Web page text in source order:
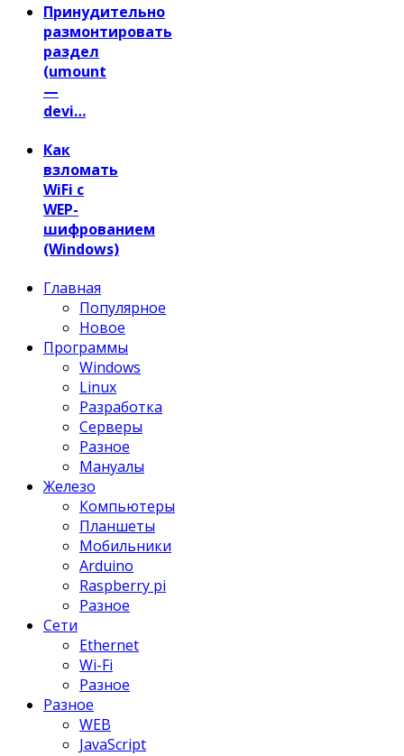
Принудительно
размонтировать
раздел
(umount
—
devi…
Как
взломать
WiFi с
WEP-
шифрованием
(Windows)
Главная
Популярное
Новое
Программы
Windows
Linux
Разработка
Серверы
Разное
Мануалы
Железо
Компьютеры
Планшеты
Мобильники
Arduino
Raspberry pi
Разное
Сети
Ethernet
Wi-Fi
Разное
Разное
WEB
JavaScript